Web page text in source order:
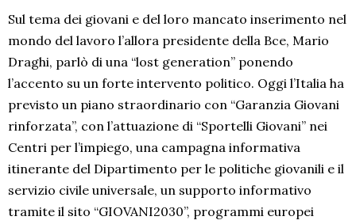
Sul tema dei giovani e del loro mancato inserimento nel
mondo del lavoro l’allora presidente della Bce, Mario
Draghi, parlò di una “lost generation” ponendo
l’accento su un forte intervento politico. Oggi l’Italia ha
previsto un piano straordinario con “Garanzia Giovani
rinforzata”, con l’attuazione di “Sportelli Giovani” nei
Centri per l’impiego, una campagna informativa
itinerante del Dipartimento per le politiche giovanili e il
servizio civile universale, un supporto informativo
tramite il sito “GIOVANI2030”, programmi europei